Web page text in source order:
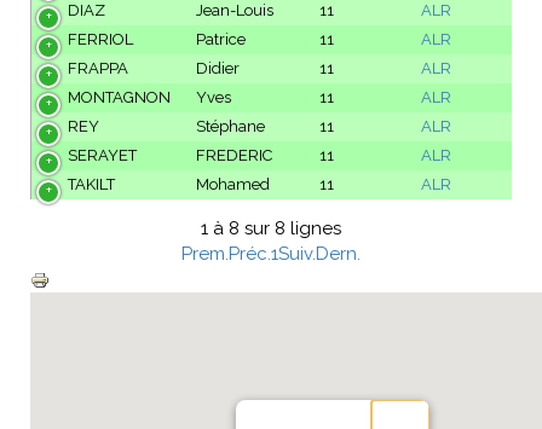
DIAZ
Jean-Louis 11
ALR
FERRIOL
Patrice 11
ALR
FRAPPA
Didier 11
ALR
MONTAGNON
Yves 11
ALR
REY
Stéphane 11
ALR
SERAYET
FREDERIC 11
ALR
TAKILT
Mohamed 11 ALR
1 à 8 sur 8 lignes
Prem.Préc.1Suiv.Dern.